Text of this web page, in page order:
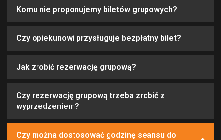
Komu nie proponujemy biletów grupowych?
Czy opiekunowi przysługuje bezpłatny bilet?
Jak zrobić rezerwację grupową?
Czy rezerwację grupową trzeba zrobić z
wyprzedzeniem?
Czy można dostosować godzinę seansu do